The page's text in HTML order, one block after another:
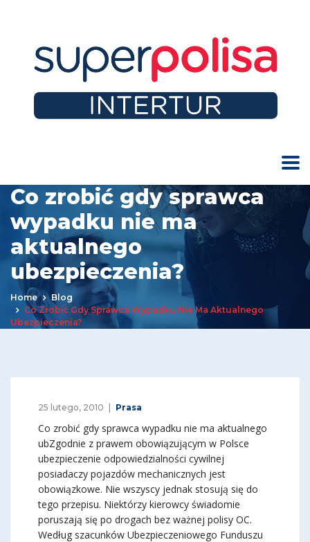
Co zrobić gdy sprawca
wypadku nie ma
aktualnego
ubezpieczenia?
Home
Blog
Co Zrobić Gdy Sprawca Wypadku Nie Ma Aktualnego
Ubezpieczenia?
25 lutego, 2010 Prasa
Co zrobić gdy sprawca wypadku nie ma aktualnego
ubZgodnie z prawem obowiązującym w Polsce
ubezpieczenie odpowiedzialności cywilnej
posiadaczy pojazdów mechanicznych jest
obowiązkowe. Nie wszyscy jednak stosują się do
tego przepisu. Niektórzy kierowcy świadomie
poruszają się po drogach bez ważnej polisy OC.
Według szacunków Ubezpieczeniowego Funduszu